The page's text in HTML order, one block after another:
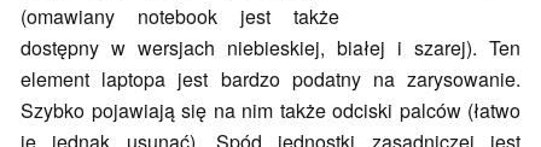
(omawiany notebook jest także
dostępny w wersjach niebieskiej, białej i szarej). Ten
element laptopa jest bardzo podatny na zarysowanie.
Szybko pojawiają się na nim także odciski palców (łatwo